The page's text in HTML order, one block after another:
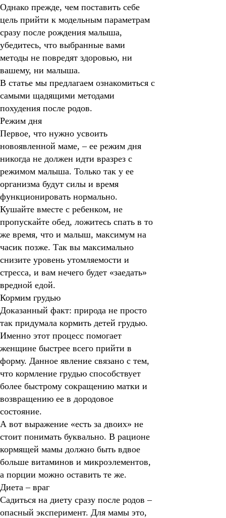
Однако прежде, чем поставить себе
цель прийти к модельным параметрам
сразу после рождения малыша,
убедитесь, что выбранные вами
методы не повредят здоровью, ни
вашему, ни малыша.
В статье мы предлагаем ознакомиться с
самыми щадящими методами
похудения после родов.
Режим дня
Первое, что нужно усвоить
новоявленной маме, – ее режим дня
никогда не должен идти вразрез с
режимом малыша. Только так у ее
организма будут силы и время
функционировать нормально.
Кушайте вместе с ребенком, не
пропускайте обед, ложитесь спать в то
же время, что и малыш, максимум на
часик позже. Так вы максимально
снизите уровень утомляемости и
стресса, и вам нечего будет «заедать»
вредной едой.
Кормим грудью
Доказанный факт: природа не просто
так придумала кормить детей грудью.
Именно этот процесс помогает
женщине быстрее всего прийти в
форму. Данное явление связано с тем,
что кормление грудью способствует
более быстрому сокращению матки и
возвращению ее в дородовое
состояние.
А вот выражение «есть за двоих» не
стоит понимать буквально. В рационе
кормящей мамы должно быть вдвое
больше витаминов и микроэлементов,
а порции можно оставить те же.
Диета – враг
Садиться на диету сразу после родов –
опасный эксперимент. Для мамы это,